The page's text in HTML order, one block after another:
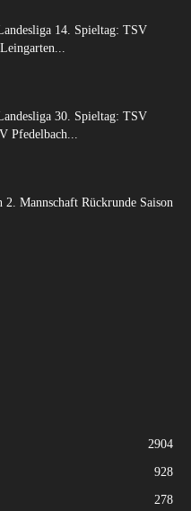
14. Spieltag: TSV
30. Spieltag: TSV
Pfedelbach...
2. Mannschaft Rückrunde Saison
2904
928
278